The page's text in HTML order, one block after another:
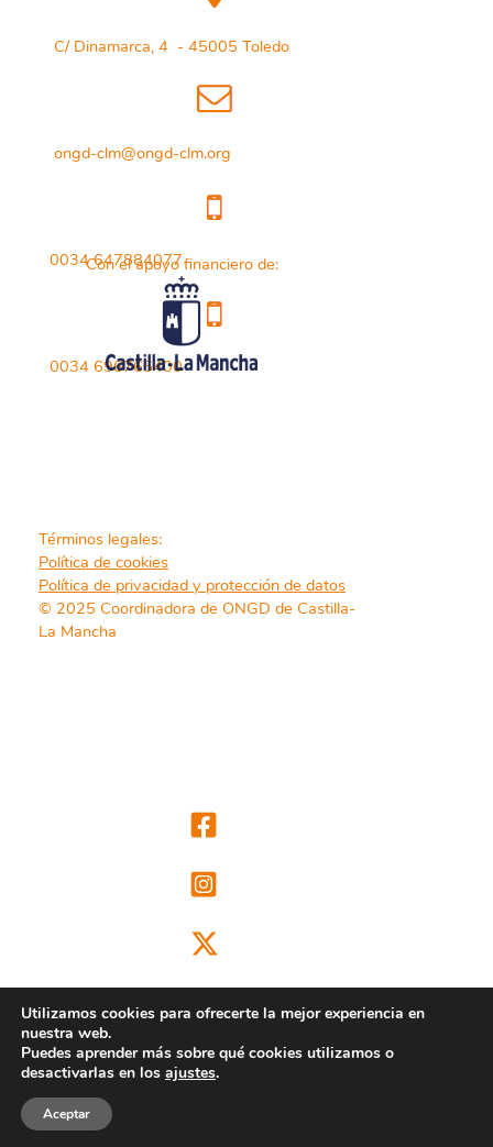
C/ Dinamarca, 4 - 45005 Toledo
ongd-clm@ongd-clm.org
0034 647884077
0034 696765400
Con el apoyo financiero de:
Términos legales:
Política de cookies
Política de privacidad y protección de datos
© 2025 Coordinadora de ONGD de Castilla-
La Mancha
@ongdclm
Utilizamos cookies para ofrecerte la mejor experiencia en
nuestra web.
Puedes aprender más sobre qué cookies utilizamos o
desactivarlas en los ajustes.
Aceptar